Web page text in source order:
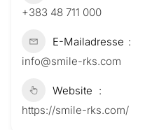
+383 48 711 000
E-Mailadresse
info@smile-rks.com
Website
https://smile-rks.com/